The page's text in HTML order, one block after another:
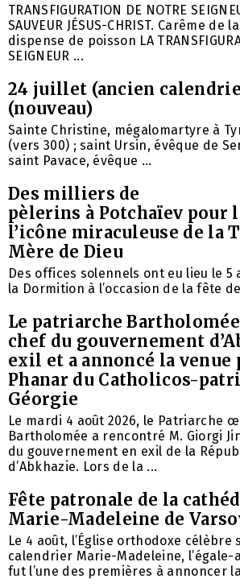
TRANSFIGURATION DE NOTRE
SAUVEUR JÉSUS-CHRIST. Carême de
dispense de poisson LA
SEIGNEUR ...
24 juillet (ancien
(nouveau)
Sainte Christine, mégalomartyre à
(vers 300) ; saint Ursin, évêque de
saint Pavace, évêque ...
Des milliers de
pèlerins à Potchaïev pour
l’icône miraculeuse de la
Mère de Dieu
Des offices solennels ont eu lieu le 5
la Dormition à l’occasion de la fête de
Le patriarche
chef du gouvernement
exil et a annoncé la venue
Phanar du Catholicos-
Géorgie
Le mardi 4 août 2026, le Patriarche
Bartholomée a rencontré M. Giorgi
du gouvernement en exil de la
d’Abkhazie. Lors de la ...
Fête patronale de la
Marie-Madeleine de
Le 4 août, l’Église orthodoxe célèbre
calendrier Marie-Madeleine, l’égale-
fut l’une des premières à annoncer